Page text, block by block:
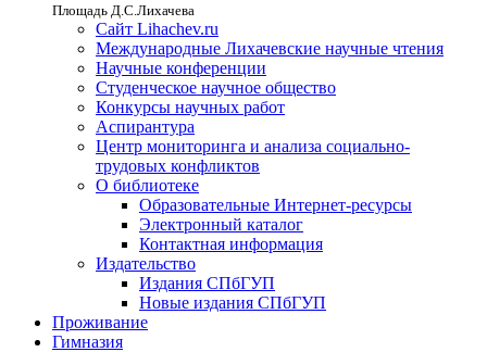
Площадь Д.С.Лихачева
Сайт Lihachev.ru
Международные Лихачевские научные чтения
Научные конференции
Студенческое научное общество
Конкурсы научных работ
Аспирантура
Центр мониторинга и анализа социально-
трудовых конфликтов
О библиотеке
Образовательные Интернет-ресурсы
Электронный каталог
Контактная информация
Издательство
Издания СПбГУП
Новые издания СПбГУП
Проживание
Гимназия